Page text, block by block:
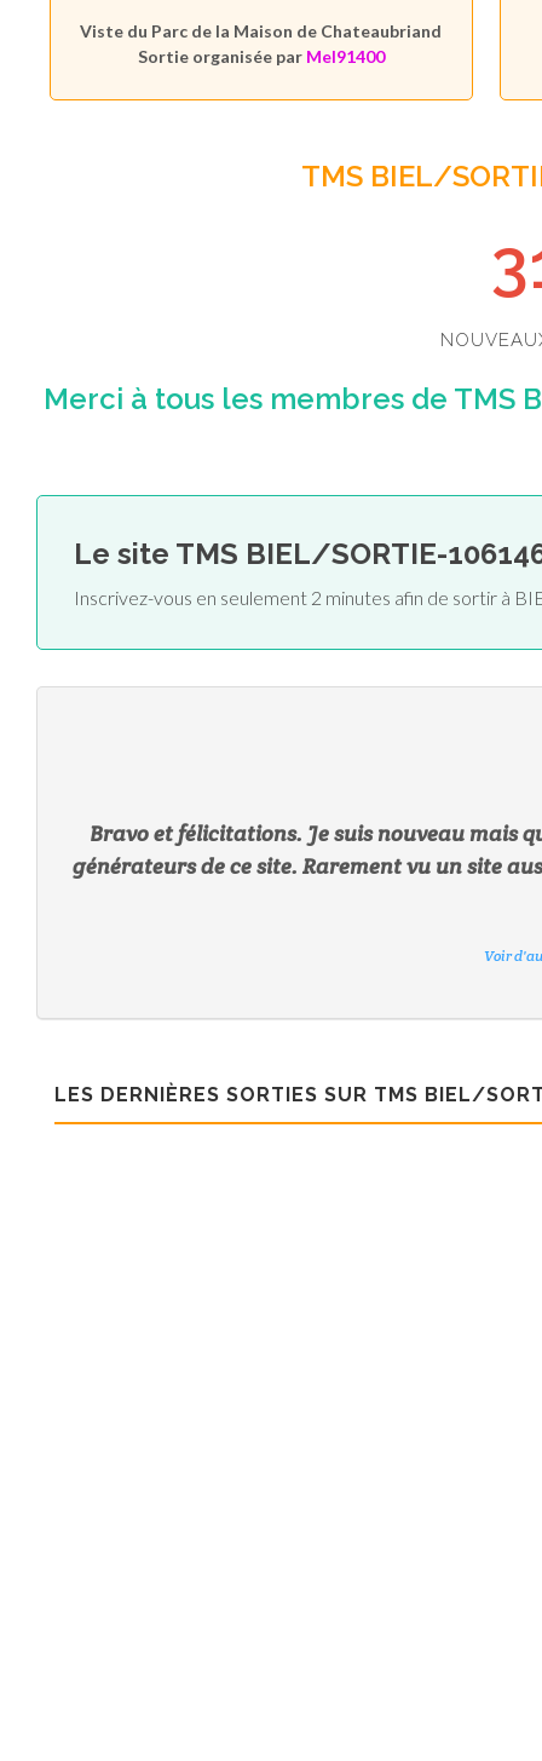
Viste du Parc de la Maison de Chateaubriand
Sortie organisée par Mel91400
TMS BIEL/
Merci à tous les membres de TMS
Le site TMS BIEL/SORTIE-
Inscrivez-vous en seulement 2 minutes afin de sortir à
Bravo et félicitations. Je suis nouveau mais
générateurs de ce site. Rarement vu un site
Voir
Voir
Voir
LES DERNIÈRES SORTIES SUR TMS BIEL/